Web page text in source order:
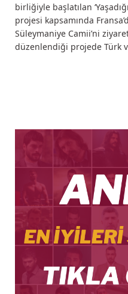
birliğiyle başlatılan
projesi kapsamında
Süleymaniye Camii’ni
düzenlendiği projede Türk